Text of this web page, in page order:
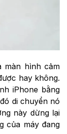
màn hình cảm
hay không.
iPhone bằng
di chuyển nó
này dừng lại
của máy đang